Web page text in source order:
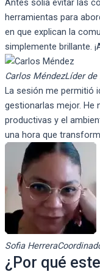
herramientas para
en que explican la
simplemente brillante.
Carlos MéndezLíder de
La sesión me permitió
gestionarlas mejor. He
productivas y el
una hora que
Sofia Herrera
¿Por qué